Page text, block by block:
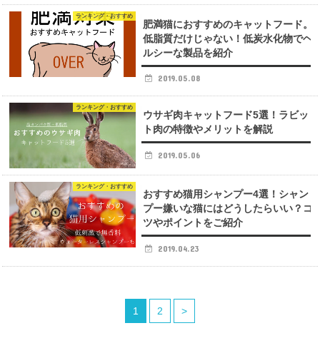
ランキング・おすすめ
肥満猫におすすめのキャットフード。
低脂質だけじゃない！低炭水化物でヘ
ルシーな製品を紹介
2019.05.08
ランキング・おすすめ
ウサギ肉キャットフード5選！ラビッ
ト肉の特徴やメリットを解説
2019.05.06
ランキング・おすすめ
おすすめ猫用シャンプー4選！シャン
プー嫌いな猫にはどうしたらいい？コ
ツやポイントをご紹介
2019.04.23
1 2 >